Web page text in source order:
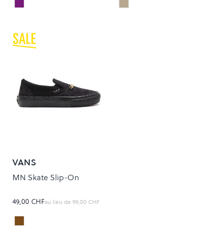
Colour
Acai Colour
Dirt/Black
VANS
MN Skate Slip-On
49,00 CHFau lieu de 99,00 CHF
Colour
Cheetah